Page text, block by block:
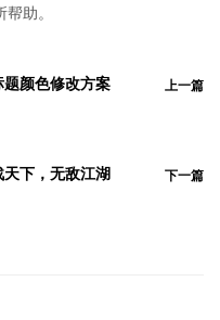
助。
颜色修改方案 上一篇
下，无敌江湖 下一篇